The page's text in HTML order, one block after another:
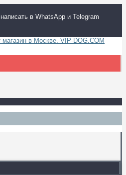
в WhatsApp и Telegram